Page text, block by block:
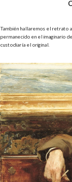
También hallaremos el retrato
permanecido en el imaginario
custodiaría el original.